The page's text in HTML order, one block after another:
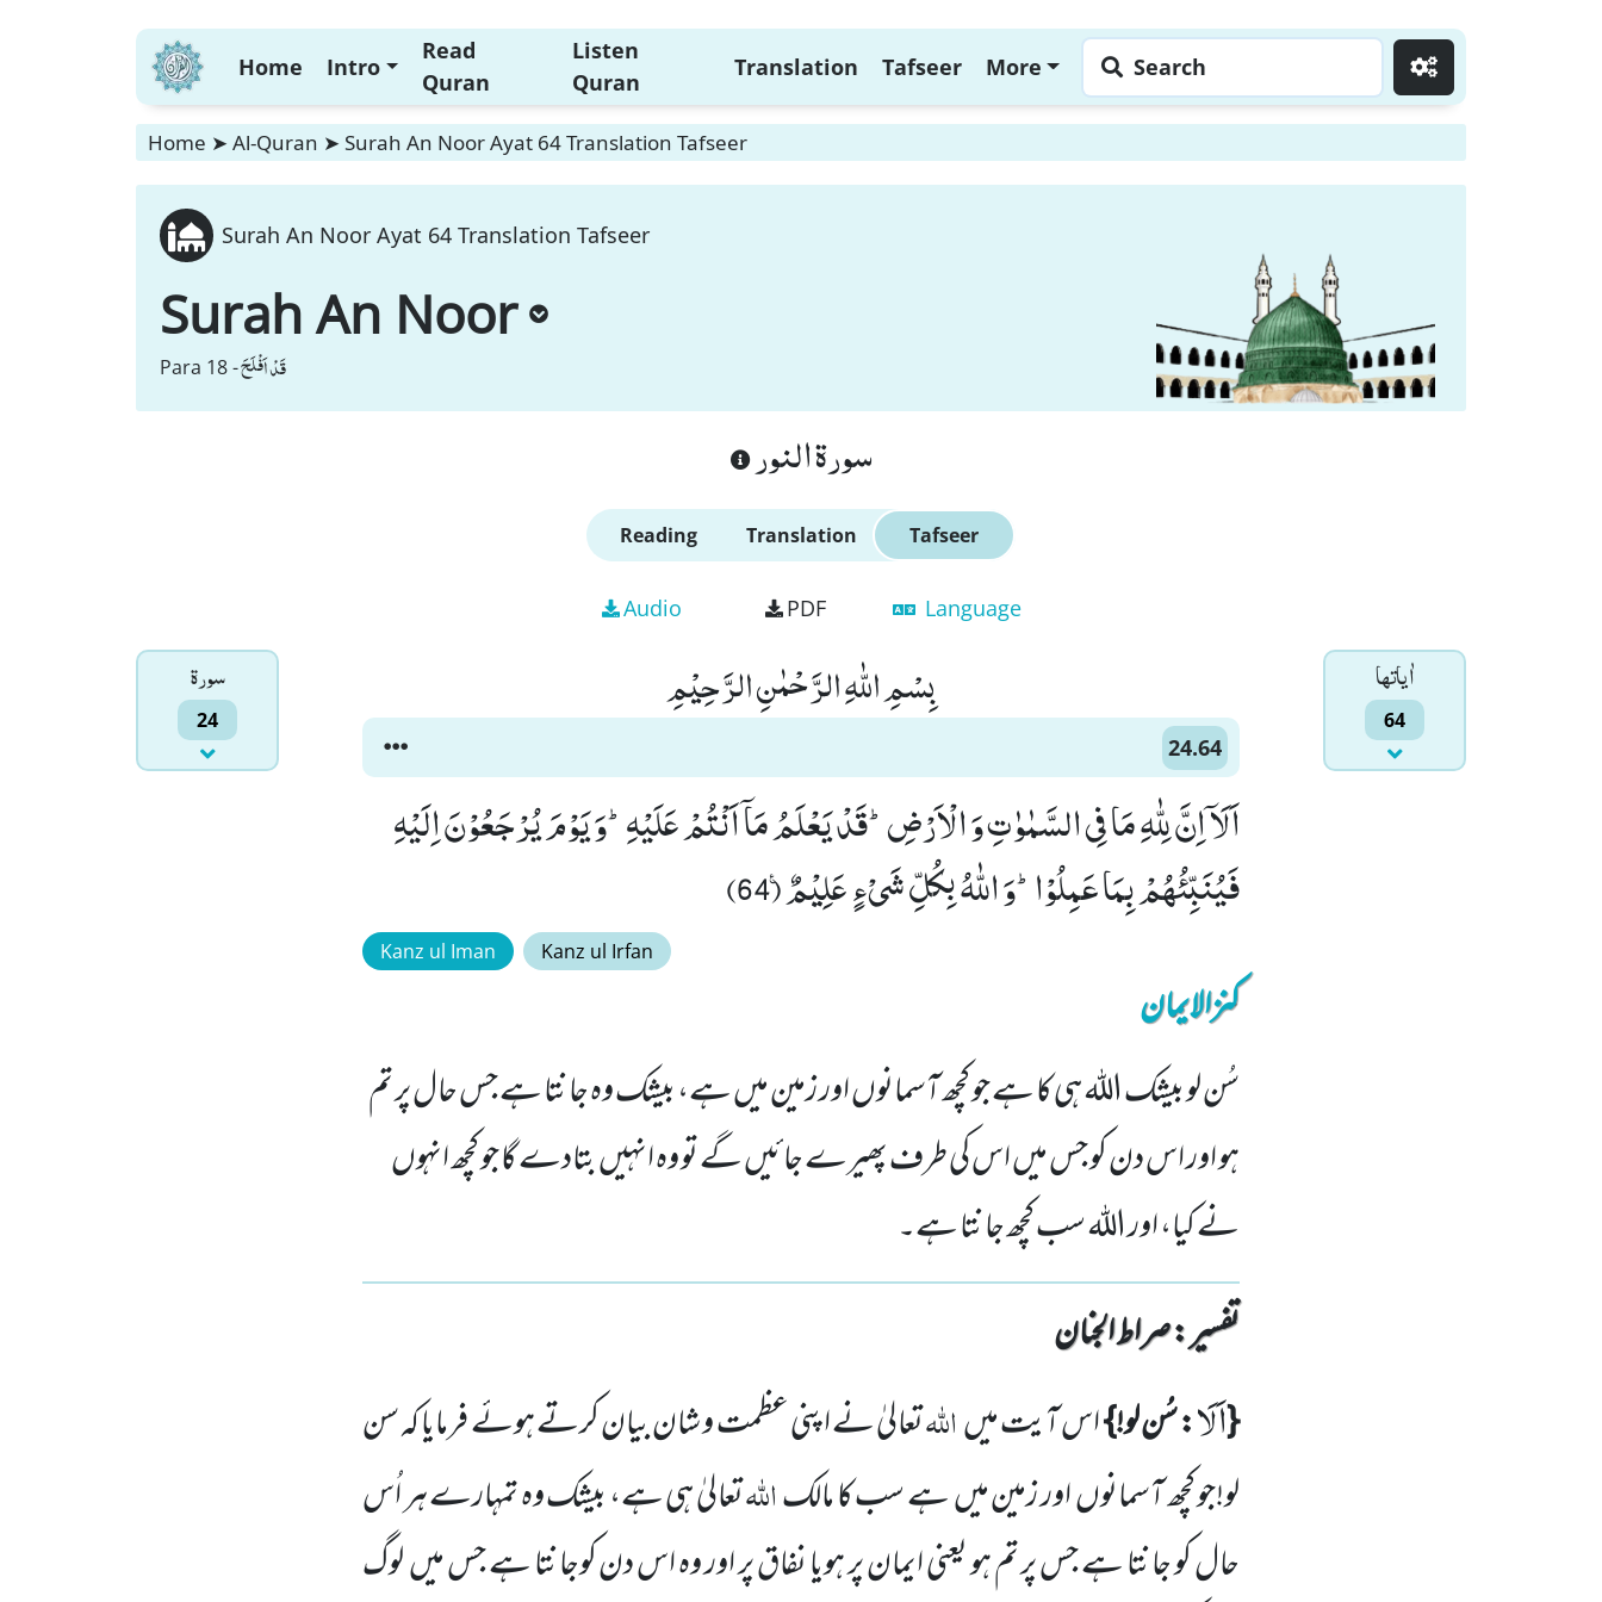
Home Intro
Read
Quran
Listen
Quran
Translation Tafseer More Search
Home ➤ Al-Quran ➤ Surah An Noor Ayat 64 Translation Tafseer
Surah An Noor Ayat 64 Translation Tafseer
Surah An Noor
Para 18 -قَدْ اَفْلَحَ
سورة النور
Reading Translation Tafseer
Audio PDF Language
سورۃ
24
اٰياتها
64
بِسْمِ اللّٰهِ الرَّحْمٰنِ الرَّحِیْمِ
24.64
اَلَاۤ اِنَّ لِلّٰهِ مَا فِی السَّمٰوٰتِ وَ الْاَرْضِؕ-قَدْ یَعْلَمُ مَاۤ اَنْتُمْ عَلَیْهِؕ-وَ یَوْمَ یُرْجَعُوْنَ اِلَیْهِ
فَیُنَبِّئُهُمْ بِمَا عَمِلُوْاؕ-وَ اللّٰهُ بِكُلِّ شَیْءٍ عَلِیْمٌ۠ (64)
Kanz ul Iman Kanz ul Irfan
کنزالایمان
سُن لو بیشک اللہ ہی کا ہے جو کچھ آسمانوں اور زمین میں ہے، بیشک وہ جانتا ہے جس حال پر تم
ہو اور اس دن کو جس میں اس کی طرف پھیرے جائیں گے تو وہ انہیں بتادے گا جو کچھ انہوں
نے کیا، اور اللہ سب کچھ جانتا ہے۔
تفسیر : ‎صراط الجنان
{اَلَا: سُن لو!}اس آیت میںاللہتعالیٰ نے اپنی عظمت و شان بیان کرتے ہوئے فرمایا کہ سن
لو!جو کچھ آسمانوںاور زمینمیںہے سب کا مالکاللہتعالیٰ ہی ہے، بیشک وہ تمہارے ہر اُس
حال کو جانتا ہے جس پر تم ہو یعنی ایمان پر ہویا نفاق پراور وہ اس دن کوجانتا ہے جس میںلوگ